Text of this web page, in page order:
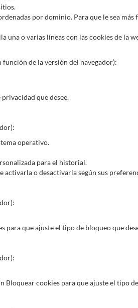
por dominio. Para que le sea
una o varias líneas con las cookies de la
de la versión del navegador):
que desee.
operativo.
para el historial.
o desactivarla según sus
para que ajuste el tipo de bloqueo que
Bloquear cookies para que ajuste el tipo